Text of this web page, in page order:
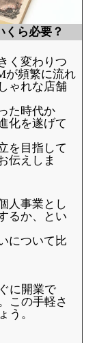
くら必要？
く変わりつ
が頻繁に流れ
ゃれな店舗
た時代か
化を遂げて
を目指して
伝えしま
人事業とし
るか、とい
について比
に開業で
この手軽さ
う。